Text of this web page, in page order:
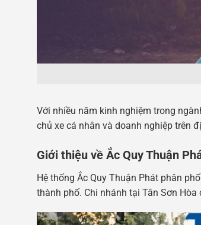
Với nhiều năm kinh nghiệm trong
chủ xe cá nhân và doanh nghiệp trên
Giới thiệu về Ắc Quy Thuận
Hệ thống Ắc Quy Thuận Phát phân
thành phố. Chi nhánh tại Tân Sơn